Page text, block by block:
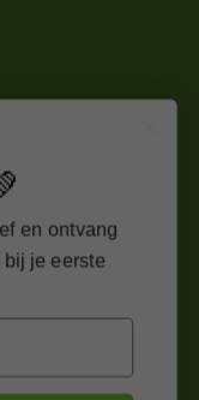
in je
en ontvang
bij je eerste